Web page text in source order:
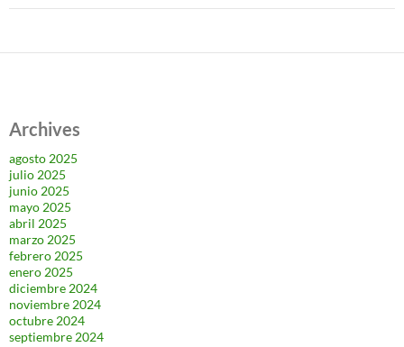
Archives
agosto 2025
julio 2025
junio 2025
mayo 2025
abril 2025
marzo 2025
febrero 2025
enero 2025
diciembre 2024
noviembre 2024
octubre 2024
septiembre 2024